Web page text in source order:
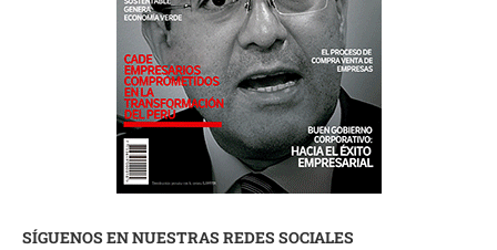
SÍGUENOS EN NUESTRAS REDES SOCIALES